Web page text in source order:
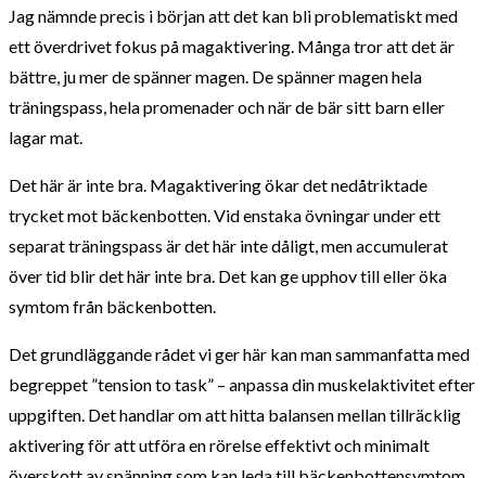
Jag nämnde precis i början att det kan bli problematiskt med
ett överdrivet fokus på magaktivering. Många tror att det är
bättre, ju mer de spänner magen. De spänner magen hela
träningspass, hela promenader och när de bär sitt barn eller
lagar mat.
Det här är inte bra. Magaktivering ökar det nedåtriktade
trycket mot bäckenbotten. Vid enstaka övningar under ett
separat träningspass är det här inte dåligt, men accumulerat
över tid blir det här inte bra. Det kan ge upphov till eller öka
symtom från bäckenbotten.
Det grundläggande rådet vi ger här kan man sammanfatta med
begreppet ”tension to task” – anpassa din muskelaktivitet efter
uppgiften. Det handlar om att hitta balansen mellan tillräcklig
aktivering för att utföra en rörelse effektivt och minimalt